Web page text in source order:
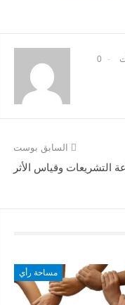
0
السابق بوست
وقياس الأثر
مساحة رأي